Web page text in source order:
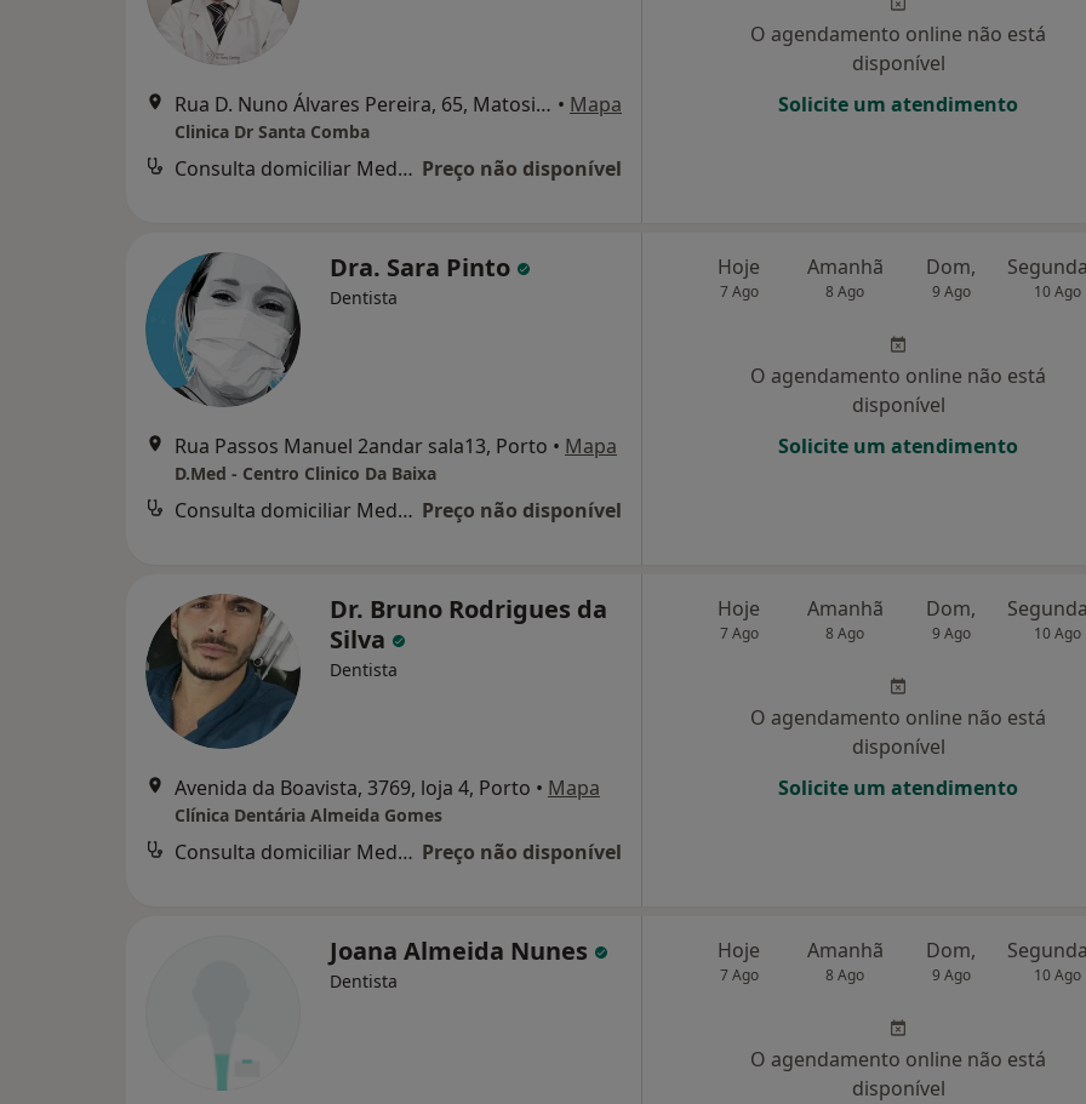
Rua D. Nuno Álvares Pereira, 65, Matosinhos • Mapa
Clinica Dr Santa Comba
Consulta domiciliar Medicina dentária Preço não disponível
O agendamento online não está
disponível
Solicite um atendimento
Dra. Sara Pinto
Dentista
Rua Passos Manuel 2andar sala13, Porto • Mapa
D.Med - Centro Clinico Da Baixa
Consulta domiciliar Medicina dentária Preço não disponível
Hoje
7 Ago
Amanhã
8 Ago
Dom,
9 Ago 10 Ago
O agendamento online não está
disponível
Solicite um atendimento
Dr. Bruno Rodrigues da
Silva
Dentista
Avenida da Boavista, 3769, loja 4, Porto • Mapa
Clínica Dentária Almeida Gomes
Consulta domiciliar Medicina dentária Preço não disponível
Hoje
7 Ago
Amanhã
8 Ago
Dom,
9 Ago 10 Ago
O agendamento online não está
disponível
Solicite um atendimento
Joana Almeida Nunes
Dentista
Hoje
7 Ago
Amanhã
8 Ago
Dom,
9 Ago 10 Ago
O agendamento online não está
disponível